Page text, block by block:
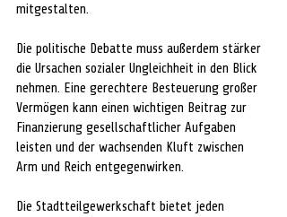
mitgestalten.
Die politische Debatte muss außerdem stärker
die Ursachen sozialer Ungleichheit in den Blick
nehmen. Eine gerechtere Besteuerung großer
Vermögen kann einen wichtigen Beitrag zur
Finanzierung gesellschaftlicher Aufgaben
leisten und der wachsenden Kluft zwischen
Arm und Reich entgegenwirken.
Die Stadtteilgewerkschaft bietet jeden